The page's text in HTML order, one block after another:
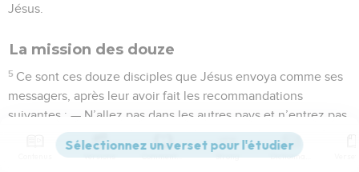
Jésus.
La mission des douze
5 Ce sont ces douze disciples que Jésus envoya comme ses
messagers, après leur avoir fait les recommandations
suivantes : — N’allez pas dans les autres pays et n’entrez pas
dans les villes de la Samarie.
Rendez-vous plutôt auprès des brebis perdues du peuple
Versions Commentaires Strong